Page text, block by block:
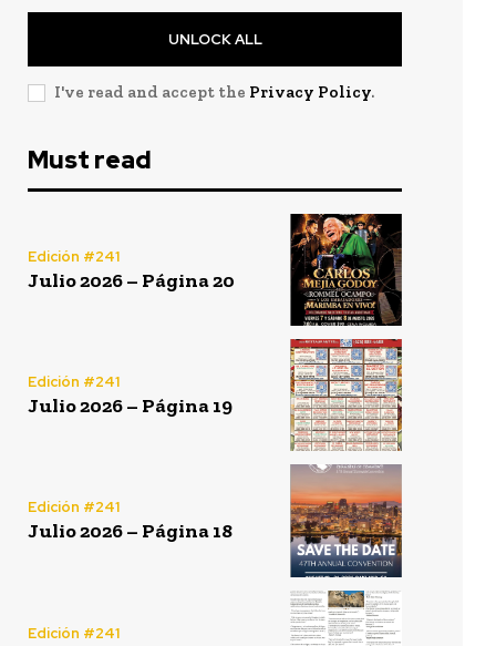
UNLOCK ALL
I've read and accept the Privacy Policy.
Must read
Edición #241
Julio 2026 – Página 20
Edición #241
Julio 2026 – Página 19
Edición #241
Julio 2026 – Página 18
Edición #241